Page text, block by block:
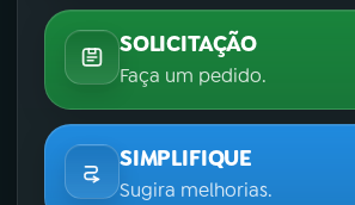
SOLICITAÇÃO
Faça um pedido.
SIMPLIFIQUE
Sugira melhorias.